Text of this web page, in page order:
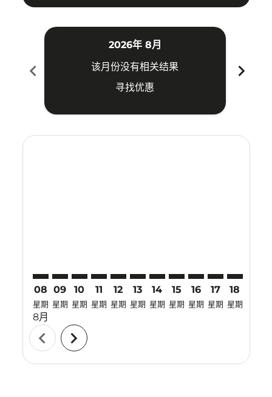
chevron_left
2026年 8月
该月份没有相关结果
寻找优惠
chevron_right
08
星期
8月
09
星期
10
星期
11
星期
12
星期
13
星期
14
星期
15
星期
16
星期
17
星期
18
星期
chevron_left chevron_right